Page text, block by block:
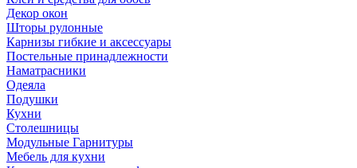
Декор окон
Шторы рулонные
Карнизы гибкие и аксессуары
Постельные принадлежности
Наматрасники
Одеяла
Подушки
Кухни
Столешницы
Модульные Гарнитуры
Мебель для кухни